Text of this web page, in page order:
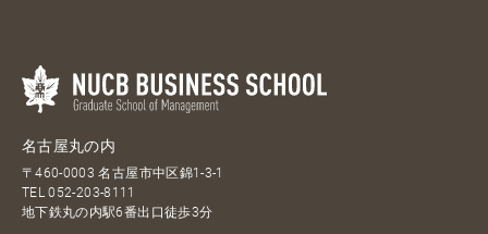
名古屋丸の内
〒460-0003 名古屋市中区錦1-3-1
TEL052-203-8111
地下鉄丸の内駅6番出口徒歩3分